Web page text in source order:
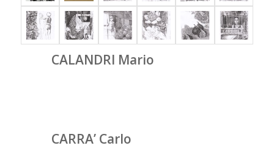
CALANDRI Mario
CARRA’ Carlo